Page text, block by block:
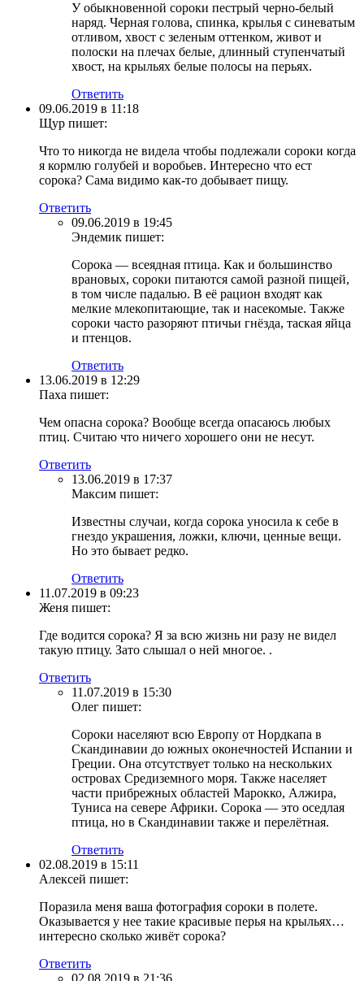
У обыкновенной сороки пестрый черно-белый
наряд. Черная голова, спинка, крылья с синеватым
отливом, хвост с зеленым оттенком, живот и
полоски на плечах белые, длинный ступенчатый
хвост, на крыльях белые полосы на перьях.
Ответить
09.06.2019 в 11:18
Щур пишет:
Что то никогда не видела чтобы подлежали сороки когда
я кормлю голубей и воробьев. Интересно что ест
сорока? Сама видимо как-то добывает пищу.
Ответить
09.06.2019 в 19:45
Эндемик пишет:
Сорока — всеядная птица. Как и большинство
врановых, сороки питаются самой разной пищей,
в том числе падалью. В её рацион входят как
мелкие млекопитающие, так и насекомые. Также
сороки часто разоряют птичьи гнёзда, таская яйца
и птенцов.
Ответить
13.06.2019 в 12:29
Паха пишет:
Чем опасна сорока? Вообще всегда опасаюсь любых
птиц. Считаю что ничего хорошего они не несут.
Ответить
13.06.2019 в 17:37
Максим пишет:
Известны случаи, когда сорока уносила к себе в
гнездо украшения, ложки, ключи, ценные вещи.
Но это бывает редко.
Ответить
11.07.2019 в 09:23
Женя пишет:
Где водится сорока? Я за всю жизнь ни разу не видел
такую птицу. Зато слышал о ней многое. .
Ответить
11.07.2019 в 15:30
Олег пишет:
Сороки населяют всю Европу от Нордкапа в
Скандинавии до южных оконечностей Испании и
Греции. Она отсутствует только на нескольких
островах Средиземного моря. Также населяет
части прибрежных областей Марокко, Алжира,
Туниса на севере Африки. Сорока — это оседлая
птица, но в Скандинавии также и перелётная.
Ответить
02.08.2019 в 15:11
Алексей пишет:
Поразила меня ваша фотография сороки в полете.
Оказывается у нее такие красивые перья на крыльях…
интересно сколько живёт сорока?
Ответить